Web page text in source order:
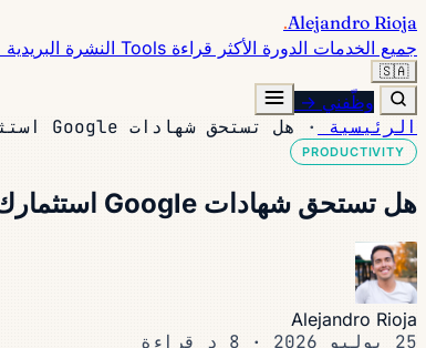
Alejandro Rioja
.
جميع الخدمات الدورة الأكثر قراءة Tools النشرة البريدية
🇸🇦
وظّفني →
الرئيسية · هل تستحق شهادات Google استثمارك المهني؟
PRODUCTIVITY
هل تستحق شهادات Google استثمارك المهني؟
Alejandro Rioja
25 يوليو 2026 · 8 د قراءة